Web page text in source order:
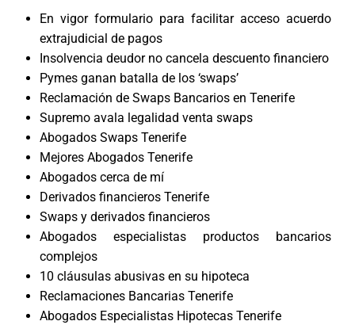
En vigor formulario para facilitar acceso acuerdo
extrajudicial de pagos
Insolvencia deudor no cancela descuento financiero
Pymes ganan batalla de los ‘swaps’
Reclamación de Swaps Bancarios en Tenerife
Supremo avala legalidad venta swaps
Abogados Swaps Tenerife
Mejores Abogados Tenerife
Abogados cerca de mí
Derivados financieros Tenerife
Swaps y derivados financieros
Abogados especialistas productos bancarios
complejos
10 cláusulas abusivas en su hipoteca
Reclamaciones Bancarias Tenerife
Abogados Especialistas Hipotecas Tenerife